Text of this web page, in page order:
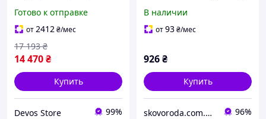
Aivision Cam с online
передачей видео через
Готово к отправке
от2412₴/мес
14 470₴
17 193 ₴
Купить
Devos Store 99%
В наличии
от93₴/мес
926₴
Купить
skovoroda.com.ua – все для кухни и дома 96%